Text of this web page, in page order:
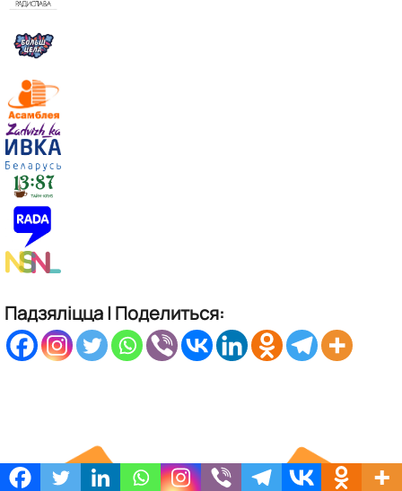
Падзяліцца | Поделиться: